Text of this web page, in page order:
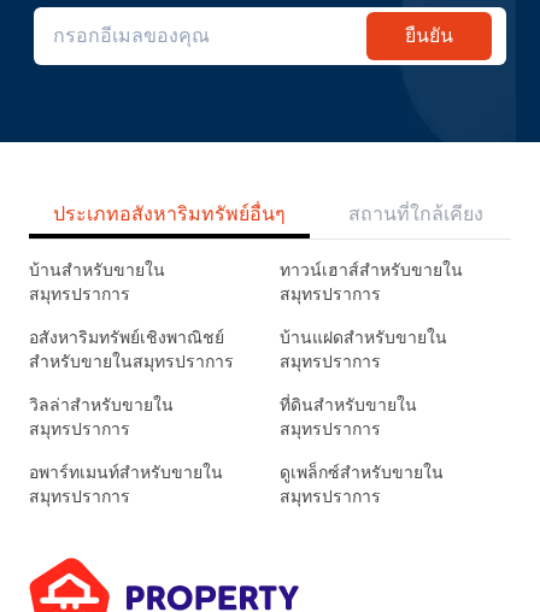
ยืนยัน
ประเภทอสังหาริมทรัพย์อื่นๆ สถานที่ใกล้เคียง
บ้านสำหรับขายใน
สมุทรปราการ
ทาวน์เฮาส์สำหรับขายใน
สมุทรปราการ
อสังหาริมทรัพย์เชิงพาณิชย์
สำหรับขายในสมุทรปราการ
บ้านแฝดสำหรับขายใน
สมุทรปราการ
วิลล่าสำหรับขายใน
สมุทรปราการ
ที่ดินสำหรับขายใน
สมุทรปราการ
อพาร์ทเมนท์สำหรับขายใน
สมุทรปราการ
ดูเพล็กซ์สำหรับขายใน
สมุทรปราการ